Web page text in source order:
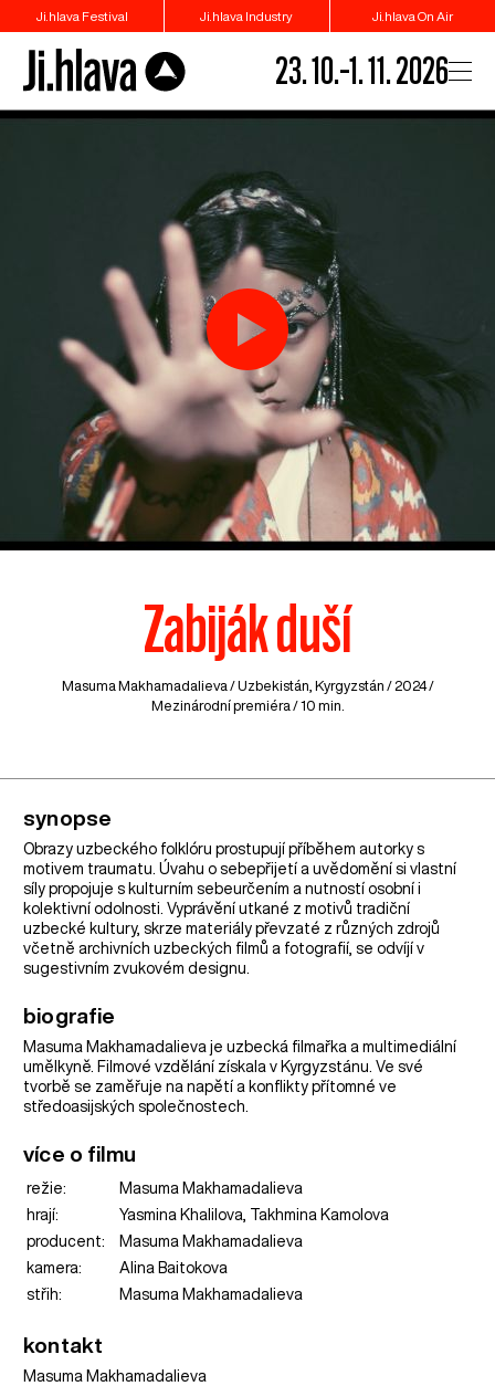
Ji.hlava Festival Ji.hlava Industry Ji.hlava On Air
23. 10.–1. 11. 2026
Zabiják duší
Masuma Makhamadalieva /Uzbekistán Kyrgyzstán / 2024 /
Mezinárodní premiéra / 10 min.
synopse
Obrazy uzbeckého folklóru prostupují příběhem autorky s
motivem traumatu. Úvahu o sebepřijetí a uvědomění si vlastní
síly propojuje s kulturním sebeurčením a nutností osobní i
kolektivní odolnosti. Vyprávění utkané z motivů tradiční
uzbecké kultury, skrze materiály převzaté z různých zdrojů
včetně archivních uzbeckých filmů a fotografií, se odvíjí v
sugestivním zvukovém designu.
biografie
Masuma Makhamadalieva je uzbecká filmařka a multimediální
umělkyně. Filmové vzdělání získala v Kyrgyzstánu. Ve své
tvorbě se zaměřuje na napětí a konflikty přítomné ve
středoasijských společnostech.
více o filmu
režie:
Masuma Makhamadalieva
hrají:
Yasmina Khalilova, Takhmina Kamolova
producent:
Masuma Makhamadalieva
kamera:
Alina Baitokova
střih:
Masuma Makhamadalieva
kontakt
Masuma Makhamadalieva